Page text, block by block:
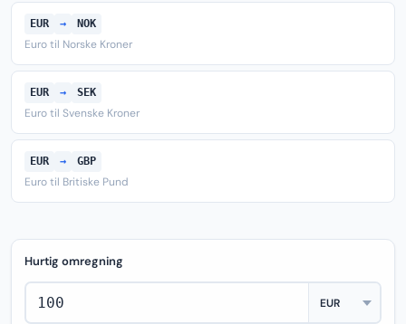
EUR → NOK
Euro til Norske Kroner
EUR → SEK
Euro til Svenske Kroner
EUR → GBP
Euro til Britiske Pund
Hurtig omregning